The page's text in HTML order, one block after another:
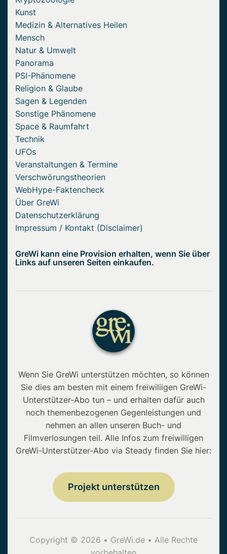
Kunst
Medizin & Alternatives Heilen
Mensch
Natur & Umwelt
Panorama
PSI-Phänomene
Religion & Glaube
Sagen & Legenden
Sonstige Phänomene
Space & Raumfahrt
Technik
UFOs
Veranstaltungen & Termine
Verschwörungstheorien
WebHype-Faktencheck
Über GreWi
Datenschutzerklärung
Impressum / Kontakt (Disclaimer)
GreWi kann eine Provision erhalten, wenn Sie über
Links auf unseren Seiten einkaufen.
Wenn Sie GreWi unterstützen möchten, so können
Sie dies am besten mit einem freiwiliigen GreWi-
Unterstützer-Abo tun – und erhalten dafür auch
noch themenbezogenen Gegenleistungen und
nehmen an allen unseren Buch- und
Filmverlosungen teil. Alle Infos zum freiwilligen
GreWi-Unterstützer-Abo via Steady finden Sie hier:
Projekt unterstützen
Copyright © 2026 • GreWi.de • Alle Rechte